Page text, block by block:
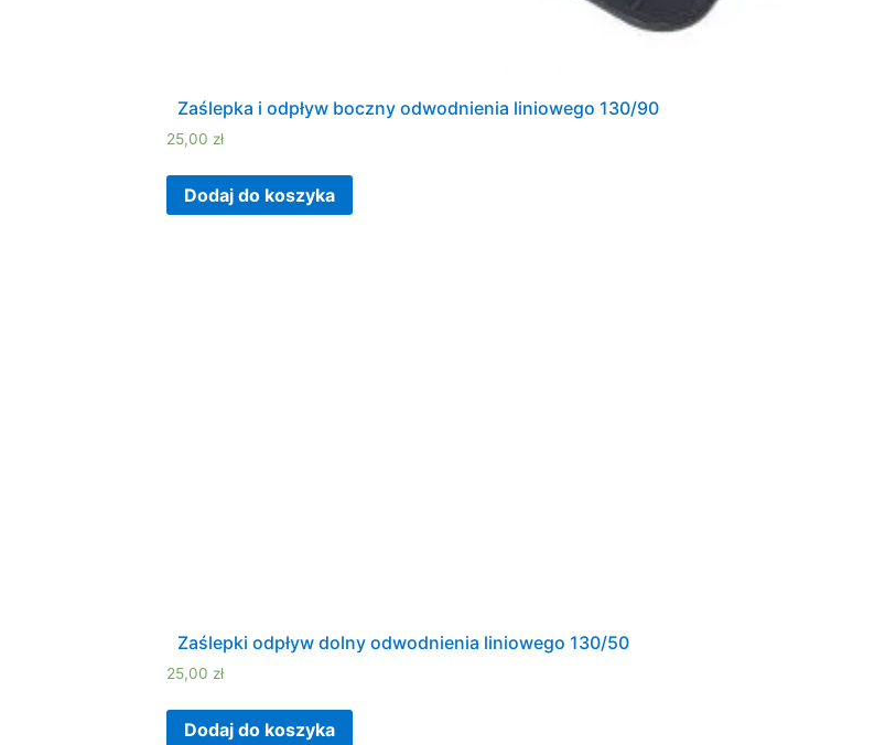
Zaślepka i odpływ boczny odwodnienia liniowego 130/90
25,00 zł
Dodaj do koszyka
Zaślepki odpływ dolny odwodnienia liniowego 130/50
25,00 zł
Dodaj do koszyka